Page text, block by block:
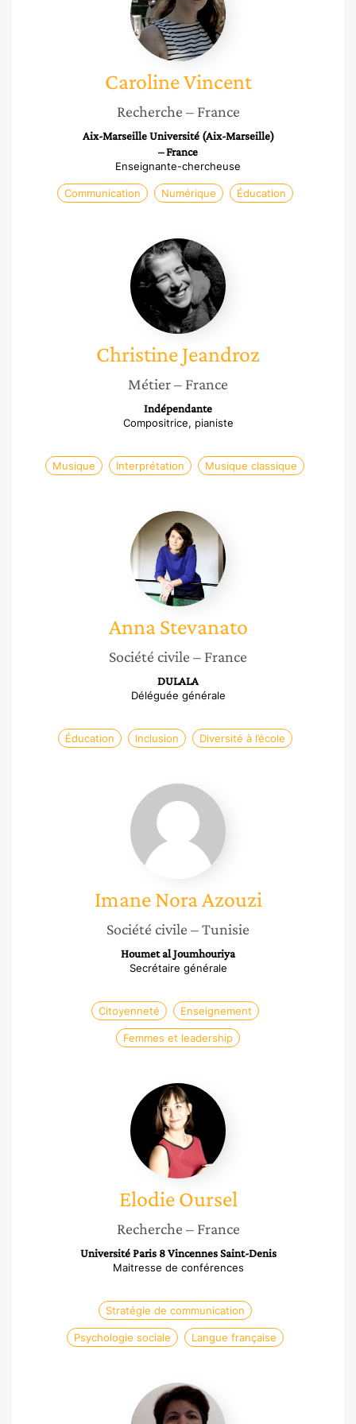
CarolineVincent
Recherche – France
Aix-Marseille Université (Aix-Marseille)
– France
Enseignante-chercheuse
Communication Numérique Éducation
Christine
Jeandroz
ChristineJeandroz
Métier– France
Indépendante
Compositrice, pianiste
Musique Interprétation Musique classique
Anna
Stevanato
Anna Stevanato
Société civile – France
DULALA
Déléguée générale
Éducation Inclusion Diversité à l’école
Imane
Nora
Azouzi
Imane NoraAzouzi
Société civile – Tunisie
Houmet al Joumhouriya
Secrétaire générale
Citoyenneté Enseignement
Femmes et leadership
Elodie
Oursel
Elodie Oursel
Recherche – France
Université Paris 8 Vincennes Saint-Denis
Maitresse de conférences
Stratégie de communication
Psychologie sociale Langue française
Aziza
Gasmi-